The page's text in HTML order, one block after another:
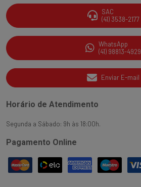
SAC
(41) 3538-2177
WhatsApp
(41) 98813-4929
Enviar E-mail
Horário de Atendimento
Segunda a Sábado: 9h às 18:00h.
Pagamento Online